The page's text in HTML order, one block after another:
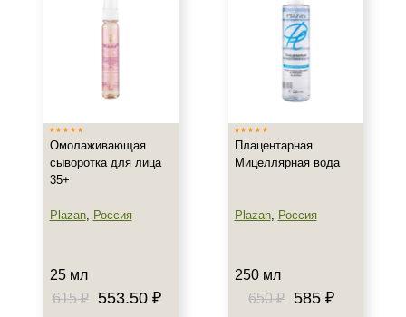
Защита от УФ-лучей
Область применения
Веки
Декольте
Лицо
1 шт
2 шт
Омолаживающая
сыворотка для лица
35+
Plazan, Россия
25 мл
615 ₽
553.50 ₽
Плацентарная
Мицеллярная вода
Plazan, Россия
250 мл
650 ₽ 585 ₽